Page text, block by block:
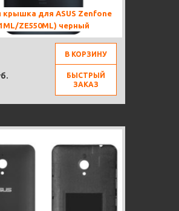
крышка для ASUS Zenfone
ZE550ML) черный
В КОРЗИНУ
БЫСТРЫЙ
ЗАКАЗ